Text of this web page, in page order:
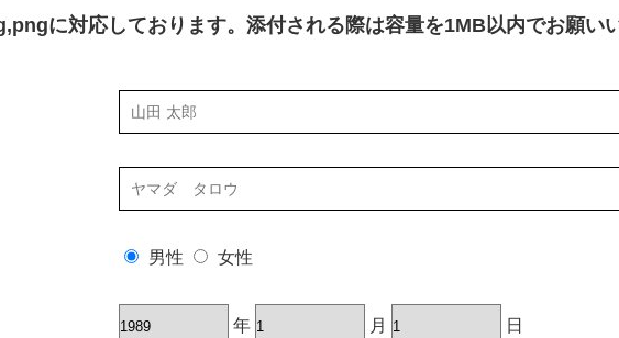
に対応しております。添付される際は容量を1MB以内でお願い
男性 女性
年 月 日